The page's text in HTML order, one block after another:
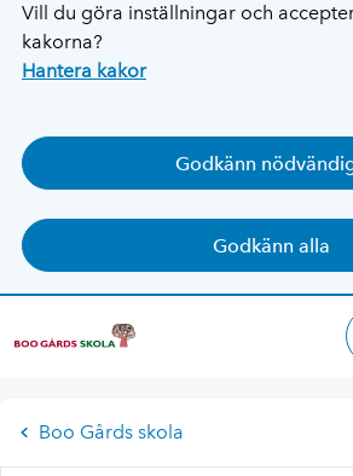
Vill du göra inställningar och
kakorna?
Hantera kakor
Godkänn
Godkänn alla
Boo Gårds skola